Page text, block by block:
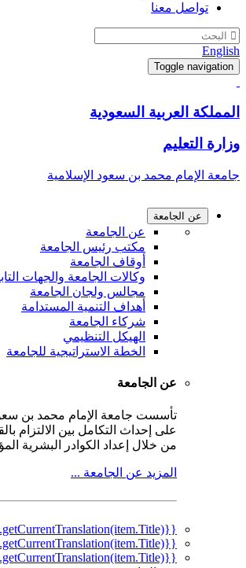
تواصل معنا
English
Toggle navigation
المملكة العربية السعودية
وزارة التعليم
جامعة الإمام محمد بن سعود الإسلامية
عن الجامعة
عن الجامعة
مكتب رئيس الجامعة
أوقاف الجامعة
وكالات الجامعة والجهات
مجالس ولجان الجامعة
أهداف التنمية المستدامة
شركاء الجامعة
الهيكل التنظيمي
الخطة الاستراتيجية للجامعة
عن الجامعة
على إحداث التكامل بين الالتزام
من خلال إعداد الكوادر البشرية
المزيد عن الجامعة ...
{{mmc.getCurrentTranslation(item.Title)}}
{{mmc.getCurrentTranslation(item.Title)}}
{{mmc.getCurrentTranslation(item.Title)}}